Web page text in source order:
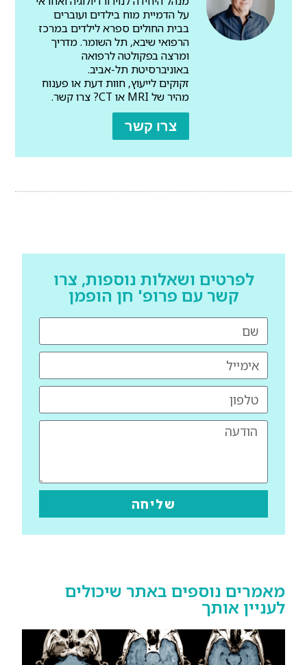
על הדמיית מוח בילדים ועוברים
בבית החולים ספרא לילדים במרכז
הרפואי שיבא, תל השומר. מדריך
ומרצה בפקולטה לרפואה
באוניברסיטת תל-אביב.
זקוקים לייעוץ, חוות דעת או פענוח
מהיר של MRI או CT? צרו קשר.
צרו קשר
לפרטים ושאלות נוספות, צרו
קשר עם פרופ' חן הופמן
שליחה
מאמרים נוספים באתר שיכולים
לעניין אותך